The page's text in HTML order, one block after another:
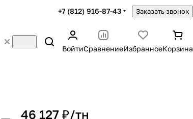
+7 (812) 916-87-43 Заказать звонок
ВойтиСравнениеИзбранноеКорзина
46 127 ₽/тн